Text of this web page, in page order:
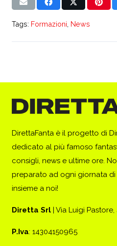
Tags: Formazioni News
DirettaFanta è il progetto di
dedicato al più famoso
consigli, news e ultime ore.
preparato ad ogni giornata
insieme a noi!
Diretta Srl | Via Luigi
P.Iva: 14304150965